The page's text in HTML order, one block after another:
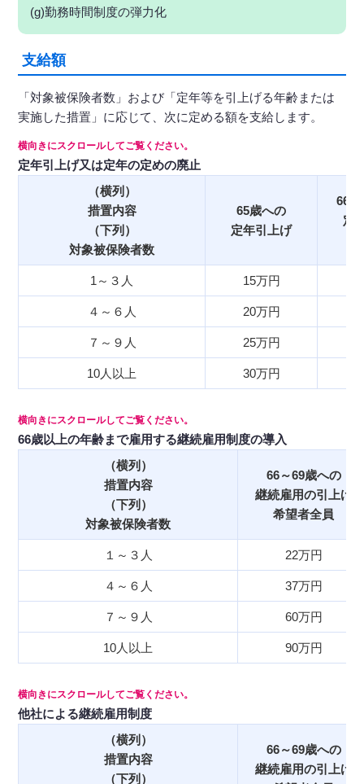
(g)勤務時間制度の弾力化
支給額
「対象被保険者数」および「定年等を引上げる年齢または
実施した措置」に応じて、次に定める額を支給します。
定年引上げ又は定年の定めの廃止
（横列）
措置内容
（下列）
対象被保険者数
65歳への
定年引上げ
66
定
1～３人 15万円
４～６人 20万円
７～９人 25万円
10人以上 30万円
66歳以上の年齢まで雇用する継続雇用制度の導入
（横列）
措置内容
（下列）
対象被保険者数
66～69歳への
継続雇用の引上げ
希望者全員
１～３人 22万円
４～６人 37万円
７～９人 60万円
10人以上 90万円
他社による継続雇用制度
（横列）
措置内容
（下列）
66～69歳への
継続雇用の引上げ